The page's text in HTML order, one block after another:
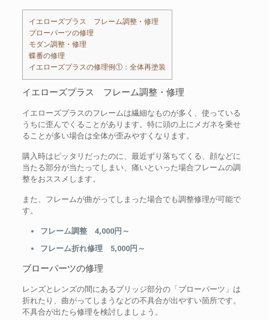
イエローズプラス フレーム調整・修理
ブローパーツの修理
モダン調整・修理
蝶番の修理
イエローズプラスの修理例①：全体再塗装
イエローズプラス フレーム調整・修理
イエローズプラスのフレームは繊細なものが多く、使っている
うちに歪んでくることがあります。特に頭の上にメガネを乗せ
ることが多い場合は全体が歪みやすくなります。
購入時はピッタリだったのに、最近ずり落ちてくる、顔などに
当たる部分が当たってしまい、痛いといった場合フレームの調
整をおススメします。
また、フレームが曲がってしまった場合でも調整修理が可能で
す。
フレーム調整 4,000円～
フレーム折れ修理 5,000円～
ブローパーツの修理
レンズとレンズの間にあるブリッジ部分の「ブローパーツ」は
折れたり、曲がってしまうなどの不具合が出やすい箇所です。
不具合が出たら修理を検討しましょう。